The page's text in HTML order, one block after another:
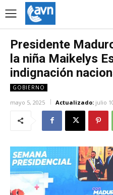
Presidente
la niña Maikelys
indignación
GOBIERNO
mayo 5, 2025 Actualizado: julio